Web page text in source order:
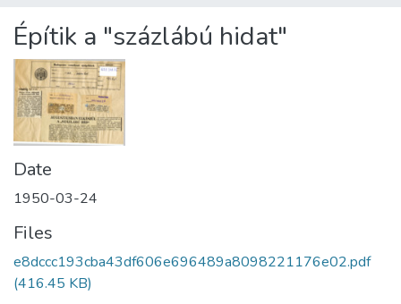
Statistics
About us
Építik a "százlábú hidat"
Date
1950-03-24
Files
e8dccc193cba43df606e696489a8098221176e02.pdf
(416.45 KB)